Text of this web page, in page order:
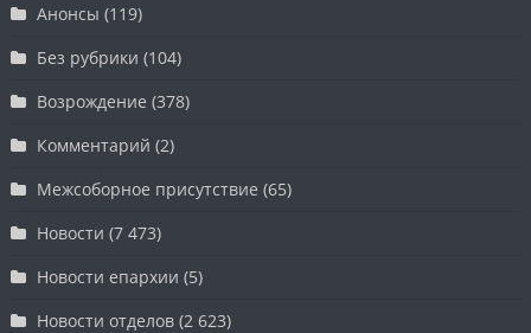
Анонсы (119)
Без рубрики (104)
Возрождение (378)
Комментарий (2)
Межсоборное присутствие (65)
Новости (7 473)
Новости епархии (5)
Новости отделов (2 623)